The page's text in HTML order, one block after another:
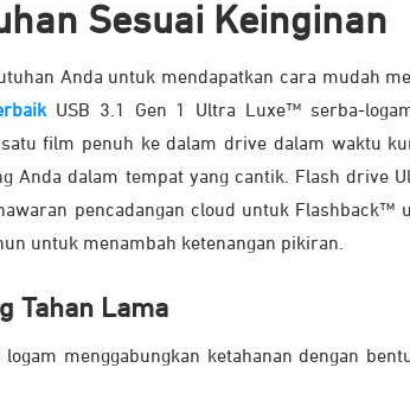
Sesuai Keinginan
Anda untuk mendapatkan cara mudah
USB 3.1 Gen 1 Ultra Luxe™ serba-
film penuh ke dalam drive dalam waktu
Anda dalam tempat yang cantik. Flash drive
pencadangan cloud untuk Flashback™
untuk menambah ketenangan pikiran.
Tahan Lama
logam menggabungkan ketahanan dengan